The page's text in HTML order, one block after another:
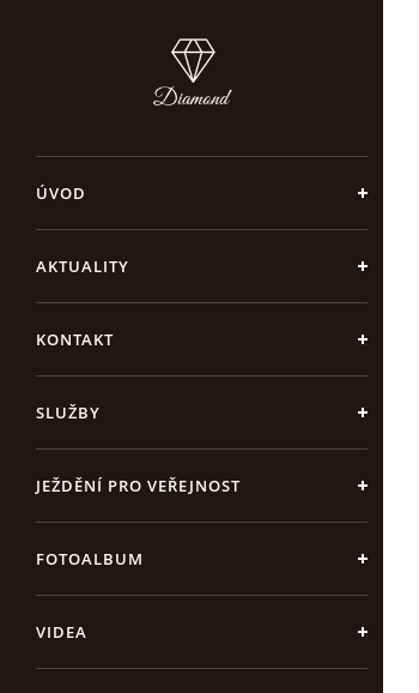
ÚVOD
AKTUALITY
KONTAKT
SLUŽBY
JEŽDĚNÍ PRO VEŘEJNOST
FOTOALBUM
VIDEA